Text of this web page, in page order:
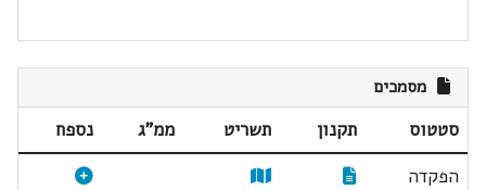
מסמכים
סטטוס תקנון תשריט ממ"ג
נספח
הפקדה